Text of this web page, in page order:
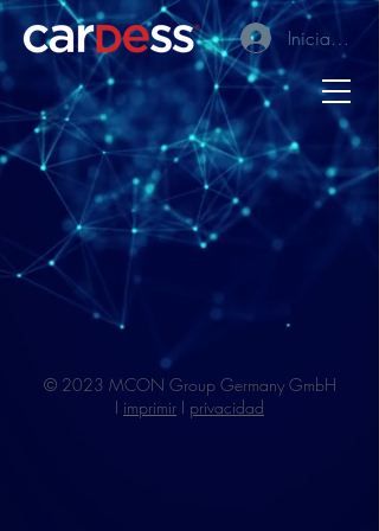
Iniciar sesión
© 2023 MCON Group Germany GmbH
I imprimir I privacidad